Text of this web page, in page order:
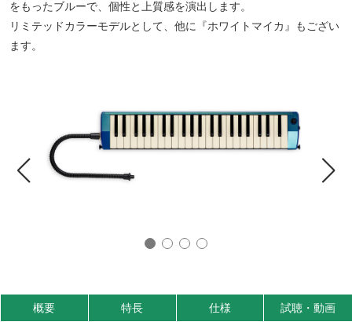
をもったブルーで、個性と上質感を演出します。
リミテッドカラーモデルとして、他に『ホワイトマイカ』もござい
ます。
概要 特長 仕様 試聴・動画